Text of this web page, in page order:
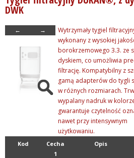
DWK
← →
Wytrzymały tygiel
wykonany z wysokiej
borokrzemowego 3.3. ze
dyskiem, co umożliwia
filtrację. Kompatybilny z
gamą adapterów do tygli
w różnych rozmiarach.
wypalany nadruk w
gwarantuje czytelność
nawet przy intensywnym
użytkowaniu.
Kod
Cecha
1
Opis